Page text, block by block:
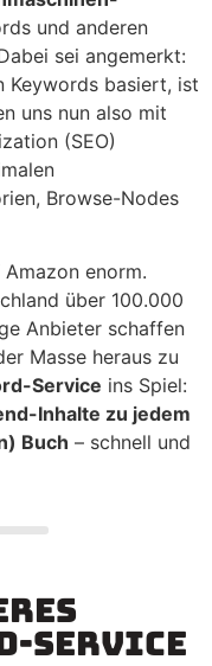
und anderen
sei angemerkt:
Keywords basiert, ist
uns nun also mit
(SEO)
Browse-Nodes
enorm.
über 100.000
Anbieter schaffen
Masse heraus zu
Service ins Spiel:
Inhalte zu jedem
Buch – schnell und
Service